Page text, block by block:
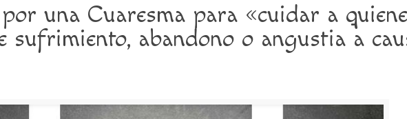
una Cuaresma para «cuidar a
sufrimiento, abandono o angustia a